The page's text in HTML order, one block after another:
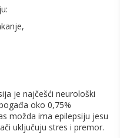
je najčešći neurološki
oko 0,75%
možda ima epilepsiju jesu
uključuju stres i premor.